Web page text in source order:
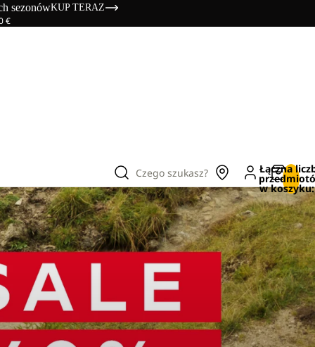
sezonówKUP TERAZ
€
Czego szukasz? Łączna
w